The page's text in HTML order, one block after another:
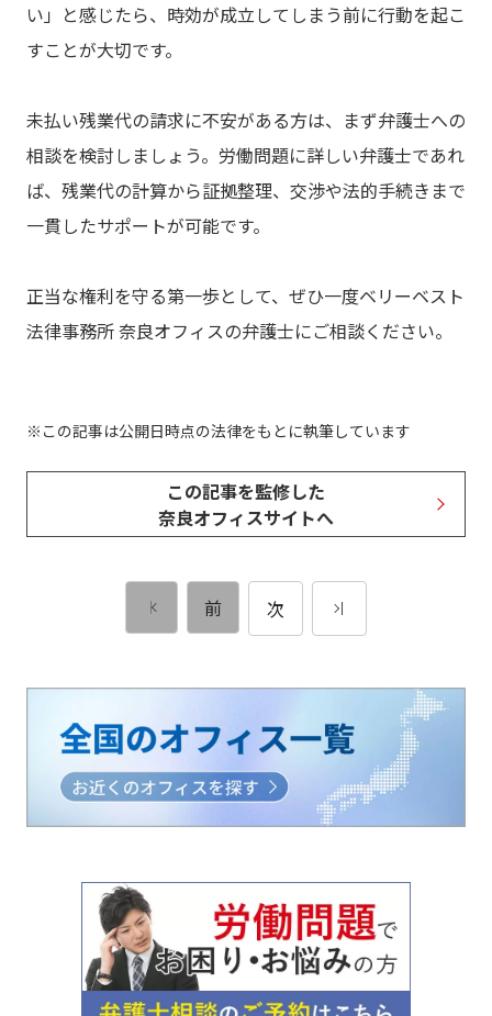
い」と感じたら、時効が成立してしまう前に行動を起こ
すことが大切です。
未払い残業代の請求に不安がある方は、まず弁護士への
相談を検討しましょう。労働問題に詳しい弁護士であれ
ば、残業代の計算から証拠整理、交渉や法的手続きまで
一貫したサポートが可能です。
正当な権利を守る第一歩として、ぜひ一度ベリーベスト
法律事務所 奈良オフィスの弁護士にご相談ください。
この記事は公開日時点の法律をもとに執筆しています
この記事を監修した
奈良オフィスサイトへ
前 次